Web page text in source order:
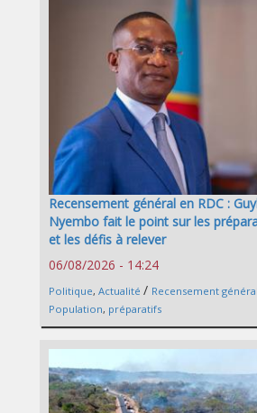
Recensement général en RDC :
Nyembo fait le point sur les
et les défis à relever
06/08/2026 - 14:24
Politique, Actualité / Recensement général
Population, préparatifs